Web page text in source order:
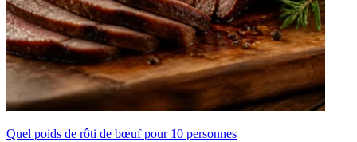
Quel poids de rôti de bœuf pour 10 personnes